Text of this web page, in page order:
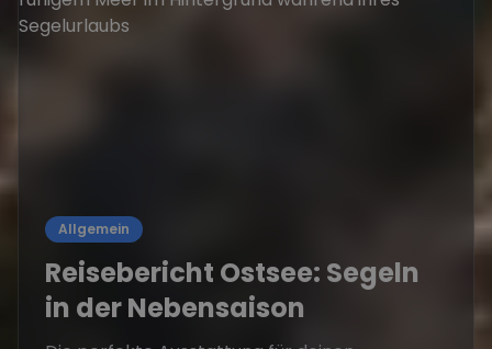
Allgemein
Reisebericht Ostsee: Segeln
in der Nebensaison